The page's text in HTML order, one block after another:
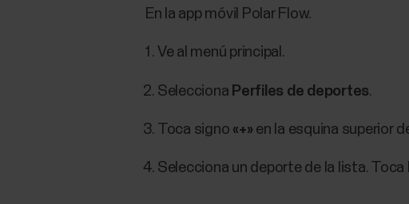
En la app móvil Polar Flow.
Ve al menú principal.
Selecciona Perfiles de deportes.
Toca signo «+» en la esquina superior
Selecciona un deporte de la lista. Toca